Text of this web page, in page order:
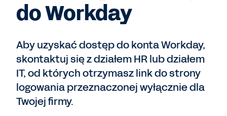
do Workday
Aby uzyskać dostęp do konta Workday,
skontaktuj się z działem HR lub działem
IT, od których otrzymasz link do strony
logowania przeznaczonej wyłącznie dla
Twojej firmy.